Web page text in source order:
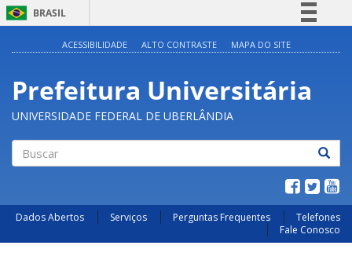
BRASIL
Participe
Acesso à informação
ACESSIBILIDADE ALTO CONTRASTE MAPA DO SITE
Prefeitura Universitária
UNIVERSIDADE FEDERAL DE UBERLÂNDIA
Dados Abertos Serviços Perguntas Frequentes
Telefones
Fale Conosco